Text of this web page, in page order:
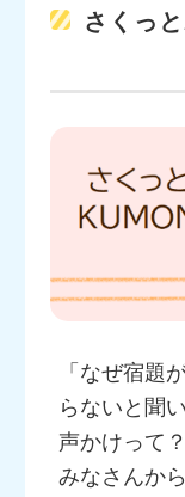
さくっ
「なぜ宿題
らないと聞
声かけって？
みなさんか